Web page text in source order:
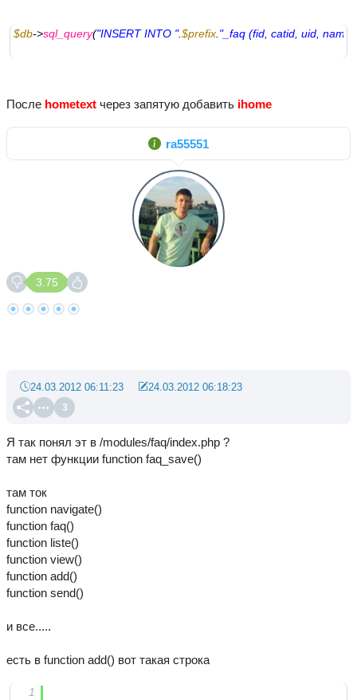
$db->sql_query("INSERT INTO ".$prefix. "_faq (fid, catid, uid,
После hometext через запятую добавить ihome
ra55551
3.75
3
24.03.2012 06:11:23 24.03.2012 06:18:23
Я так понял эт в /modules/faq/index.php ?
там нет функции function faq_save()
там ток
function navigate()
function faq()
function liste()
function view()
function add()
function send()
и все.....
есть в function add() вот такая строка